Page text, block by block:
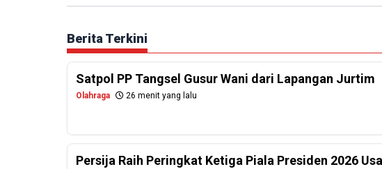
Berita Terkini
Satpol PP Tangsel Gusur Wani dari Lapangan Jurtim
Olahraga 26 menit yang lalu
Persija Raih Peringkat Ketiga Piala Presiden 2026